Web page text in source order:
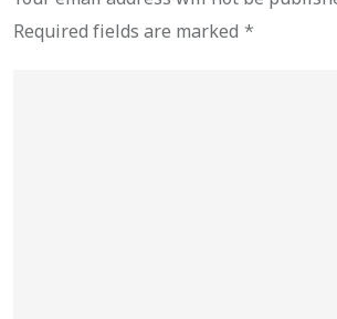
Required fields are marked *